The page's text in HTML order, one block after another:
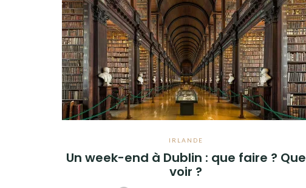
IRLANDE
Un week-end à Dublin : que faire ? Que
voir ?